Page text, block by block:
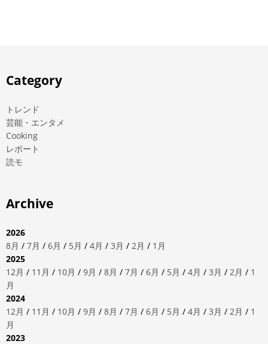
Category
トレンド
芸能・エンタメ
Cooking
レポート
読モ
Archive
2026
8月 / 7月 / 6月 / 5月 / 4月 / 3月 / 2月 / 1月
2025
12月 / 11月 / 10月 / 9月 / 8月 / 7月 / 6月 / 5月 / 4月 / 3月 / 2月 / 1
月
2024
12月 / 11月 / 10月 / 9月 / 8月 / 7月 / 6月 / 5月 / 4月 / 3月 / 2月 / 1
月
2023